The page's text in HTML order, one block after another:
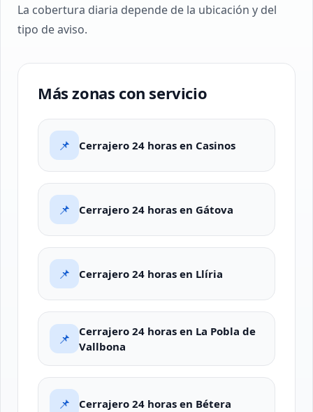
La cobertura diaria depende de la ubicación y del
tipo de aviso.
Más zonas con servicio
📌 Cerrajero 24 horas en Casinos
📌 Cerrajero 24 horas en Gátova
📌 Cerrajero 24 horas en Llíria
📌
Cerrajero 24 horas en La Pobla de
Vallbona
📌 Cerrajero 24 horas en Bétera